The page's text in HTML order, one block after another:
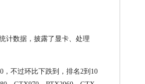
计数据，披露了显卡、处理
，不过环比下跌到，排名2到10